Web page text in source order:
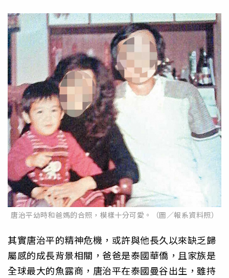
唐治平幼時和爸媽的合照，模樣十分可愛。（圖／報系資料照）
其實唐治平的精神危機，或許與他長久以來缺乏歸
屬感的成長背景相關，爸爸是泰國華僑，且家族是
全球最大的魚露商，唐治平在泰國曼谷出生，雖持